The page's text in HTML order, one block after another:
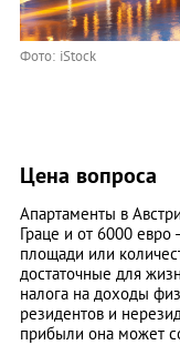
Фото: iStock
Цена вопроса
Апартаменты в
Граце и от 6000
площади или
достаточные для
налога на доходы
резидентов и
прибыли она может